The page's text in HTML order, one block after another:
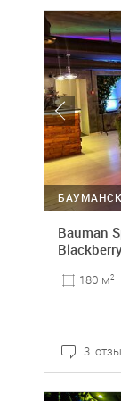
Bauman
180 м2
3